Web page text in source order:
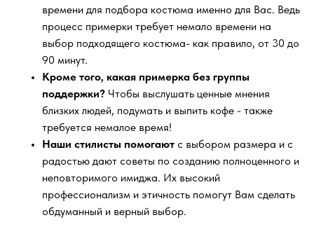
времени для подбора костюма именно для Вас. Ведь
процесс примерки требует немало времени на
выбор подходящего костюма- как правило, от 30 до
90 минут.
Кроме того, какая примерка без группы
поддержки? Чтобы выслушать ценные мнения
близких людей, подумать и выпить кофе - также
требуется немалое время!
Наши стилисты помогают с выбором размера и с
радостью дают советы по созданию полноценного и
неповторимого имиджа. Их высокий
профессионализм и этичность помогут Вам сделать
обдуманный и верный выбор.